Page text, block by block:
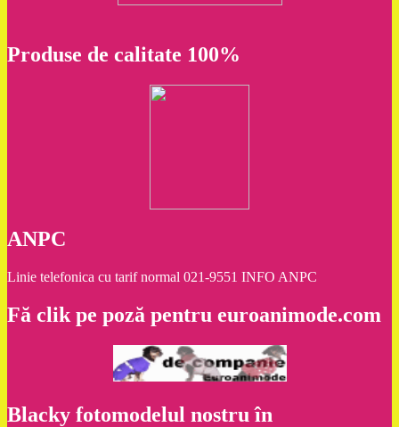
Produse de calitate 100%
ANPC
Linie telefonica cu tarif normal 021-9551 INFO ANPC
Fă clik pe poză pentru euroanimode.com
Blacky fotomodelul nostru în